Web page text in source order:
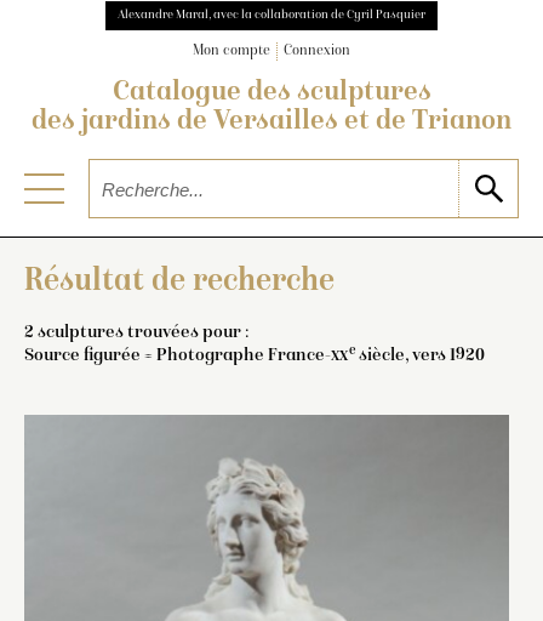
Alexandre Maral, avec la collaboration de Cyril Pasquier
Mon compte Connexion
Catalogue des sculptures
des jardins de Versailles et de Trianon
Résultat de recherche
2 sculptures trouvées pour :
Source figurée = Photographe France-xxe siècle, vers 1920